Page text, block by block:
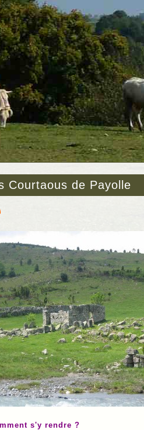
Courtaous de Payolle
s'y rendre ?